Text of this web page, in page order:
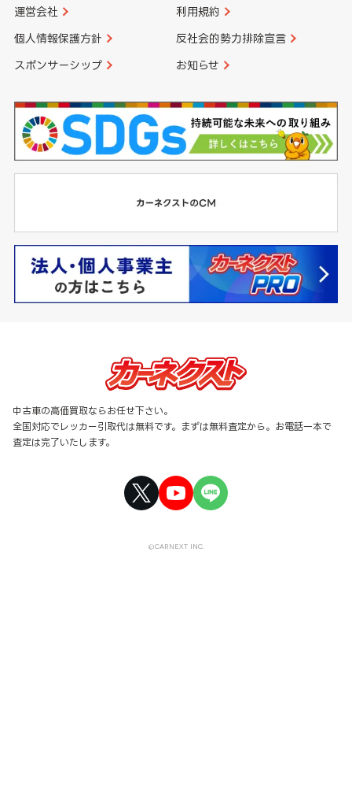
運営会社 利用規約
個人情報保護方針 反社会的勢力排除宣言
スポンサーシップ お知らせ
中古車の高価買取ならお任せ下さい。
全国対応でレッカー引取代は無料です。まずは無料査定から。お電話一本で
査定は完了いたします。
©CARNEXT INC.